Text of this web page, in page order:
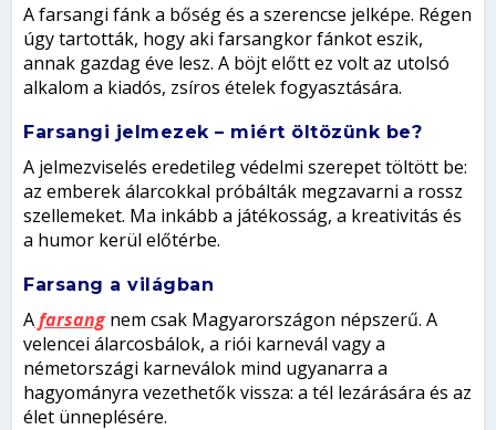
A farsangi fánk a bőség és a szerencse jelképe. Régen
úgy tartották, hogy aki farsangkor fánkot eszik,
annak gazdag éve lesz. A böjt előtt ez volt az utolsó
alkalom a kiadós, zsíros ételek fogyasztására.
Farsangi jelmezek – miért öltözünk be?
A jelmezviselés eredetileg védelmi szerepet töltött be:
az emberek álarcokkal próbálták megzavarni a rossz
szellemeket. Ma inkább a játékosság, a kreativitás és
a humor kerül előtérbe.
Farsang a világban
Afarsangnem csak Magyarországon népszerű. A
velencei álarcosbálok, a riói karnevál vagy a
németországi karneválok mind ugyanarra a
hagyományra vezethetők vissza: a tél lezárására és az
élet ünneplésére.